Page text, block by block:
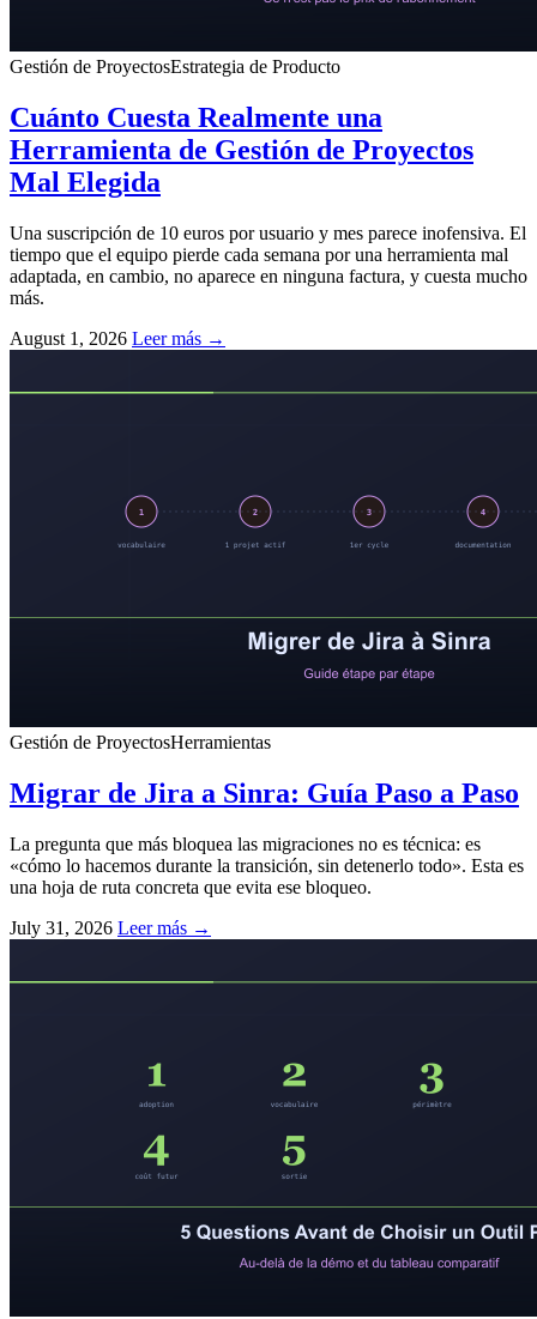
Gestión de ProyectosEstrategia de Producto
Cuánto Cuesta Realmente una
Herramienta de Gestión de Proyectos
Mal Elegida
Una suscripción de 10 euros por usuario y mes parece inofensiva. El
tiempo que el equipo pierde cada semana por una herramienta mal
adaptada, en cambio, no aparece en ninguna factura, y cuesta mucho
más.
August 1, 2026 Leer más →
Gestión de ProyectosHerramientas
Migrar de Jira a Sinra: Guía Paso a Paso
La pregunta que más bloquea las migraciones no es técnica: es
«cómo lo hacemos durante la transición, sin detenerlo todo». Esta es
una hoja de ruta concreta que evita ese bloqueo.
July 31, 2026 Leer más →